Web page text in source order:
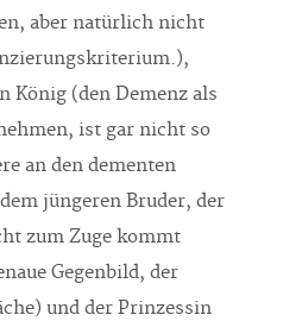
aber natürlich nicht
König (den Demenz als
ist gar nicht so
an den dementen
jüngeren Bruder, der
zum Zuge kommt
Gegenbild, der
und der Prinzessin